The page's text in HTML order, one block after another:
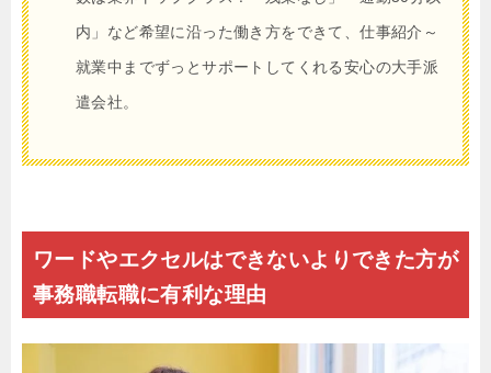
内」など希望に沿った働き方をできて、仕事紹介～
就業中までずっとサポートしてくれる安心の大手派
遣会社。
ワードやエクセルはできないよりできた方が
事務職転職に有利な理由